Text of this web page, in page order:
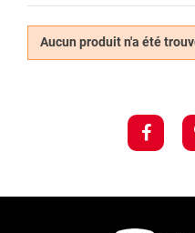
Aucun produit n'a été